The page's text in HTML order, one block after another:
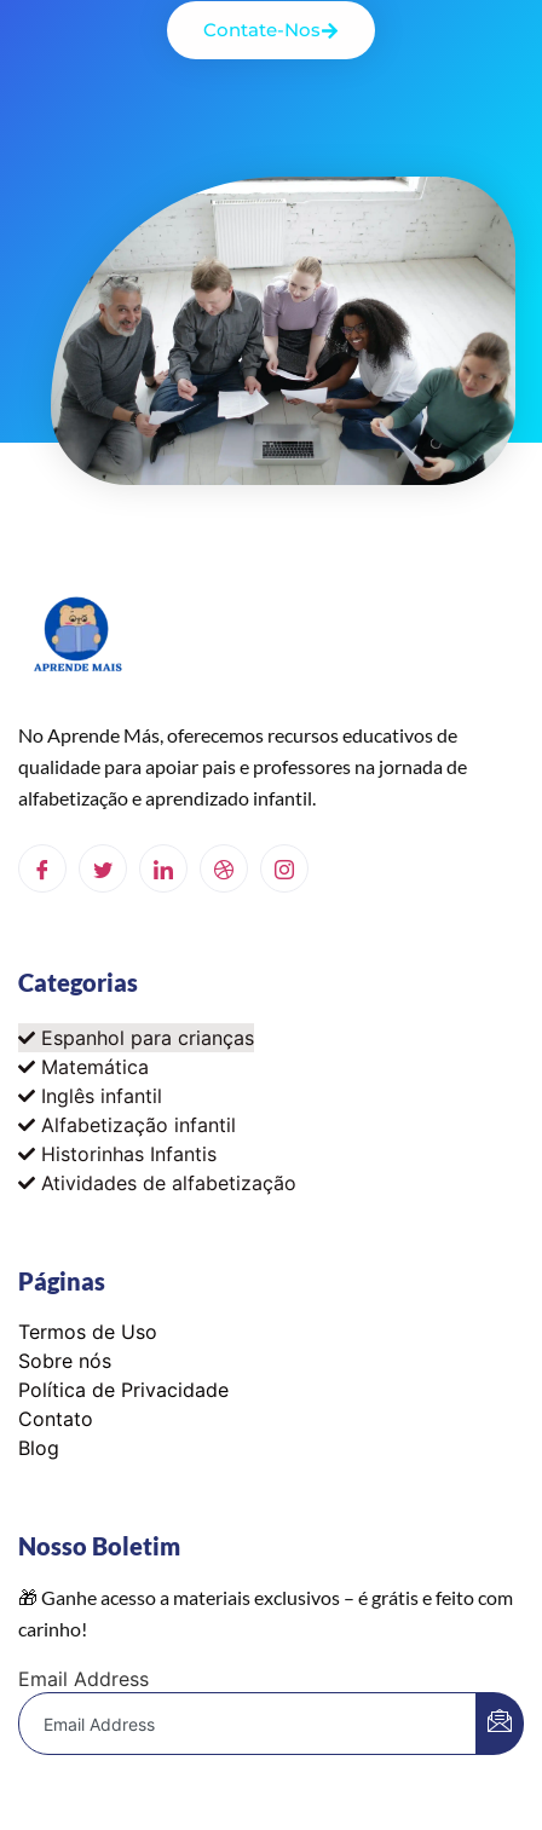
Contate-Nos
No Aprende Más, oferecemos recursos educativos de
qualidade para apoiar pais e professores na jornada de
alfabetização e aprendizado infantil.
Categorias
Espanhol para crianças
Matemática
Inglês infantil
Alfabetização infantil
Historinhas Infantis
Atividades de alfabetização
Páginas
Termos de Uso
Sobre nós
Política de Privacidade
Contato
Blog
Nosso Boletim
🎁 Ganhe acesso a materiais exclusivos – é grátis e feito com
carinho!
Email Address